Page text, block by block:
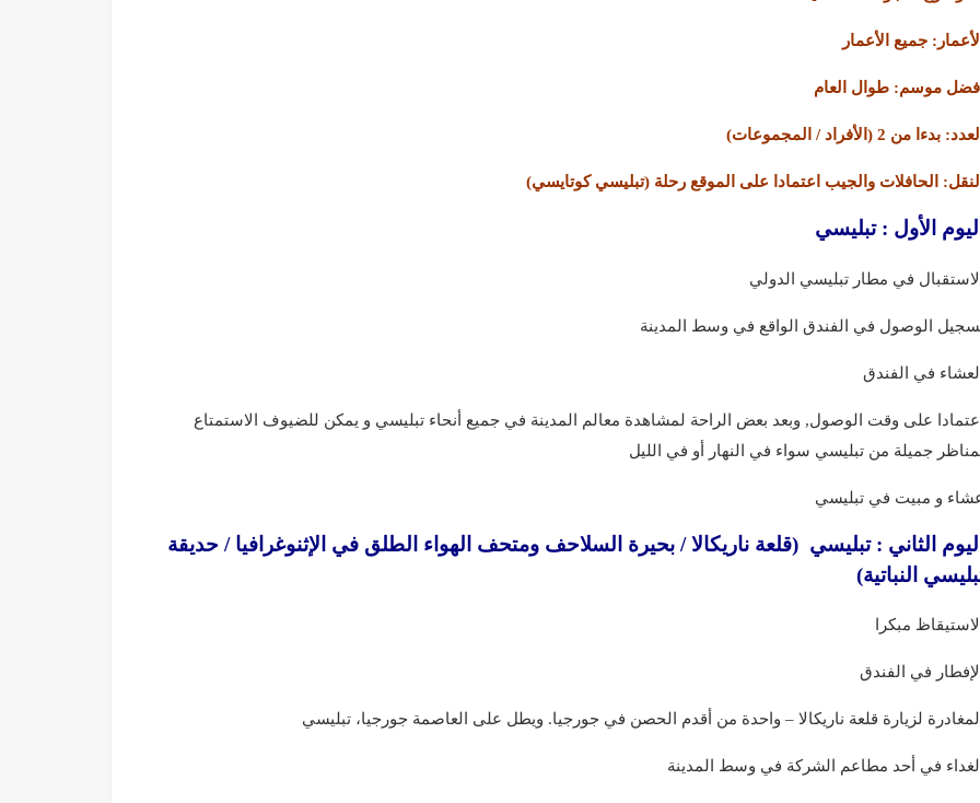
الأعمار: جميع الأعمار
أفضل موسم: طوال العام
العدد: بدءا من 2 (الأفراد / المجموعات)
النقل: الحافلات والجيب اعتمادا على الموقع رحلة (تبليسي كوتايسي)
اليوم الأول : تبليسي
في مطار تبليسي الدولي
الوصول في الفندق الواقع في وسط المدينة
في الفندق
على وقت الوصول, وبعد بعض الراحة لمشاهدة معالم المدينة في جميع أنحاء تبليسي و يمكن للضيوف الاستمتاع
جميلة من تبليسي سواء في النهار أو في الليل
و مبيت في تبليسي
اليوم الثاني : تبليسي (قلعة ناريكالا / بحيرة السلاحف ومتحف الهواء الطلق في الإثنوغرافيا / حديقة
النباتية)
الاستيقاظ مبكرا
الإفطار في الفندق
المغادرة لزيارة قلعة ناريكالا – واحدة من أقدم الحصن في جورجيا. ويطل على العاصمة جورجيا، تبليسي
الغداء في أحد مطاعم الشركة في وسط المدينة